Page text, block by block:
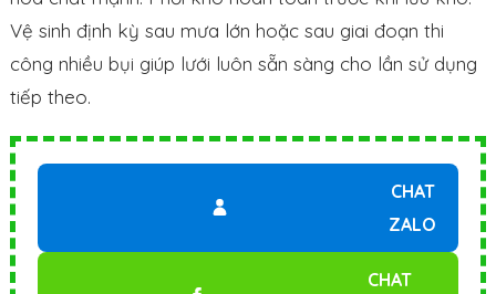
Vệ sinh định kỳ sau mưa lớn hoặc sau giai đoạn thi
công nhiều bụi giúp lưới luôn sẵn sàng cho lần sử dụng
tiếp theo.
CHAT
ZALO
CHAT